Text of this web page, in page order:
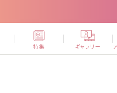
特集 ギャラリー